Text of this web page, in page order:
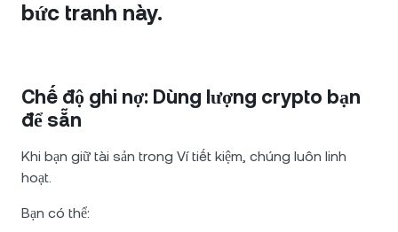
bức tranh này.
Chế độ ghi nợ: Dùng lượng crypto bạn
để sẵn
Khi bạn giữ tài sản trong Ví tiết kiệm, chúng luôn linh
hoạt.
Bạn có thể: